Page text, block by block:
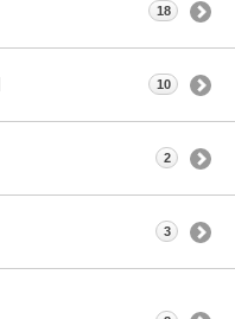
18
10
2
3